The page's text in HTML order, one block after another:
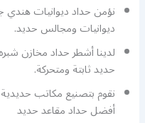
نؤمن حداد ديوانيات
ديوانيات ومجالس حديد.
لدينا أشطر حداد مخازن
حديد ثابتة ومتحركة.
نقوم بتصنيع مكاتب
أفضل حداد مقاعد حديد